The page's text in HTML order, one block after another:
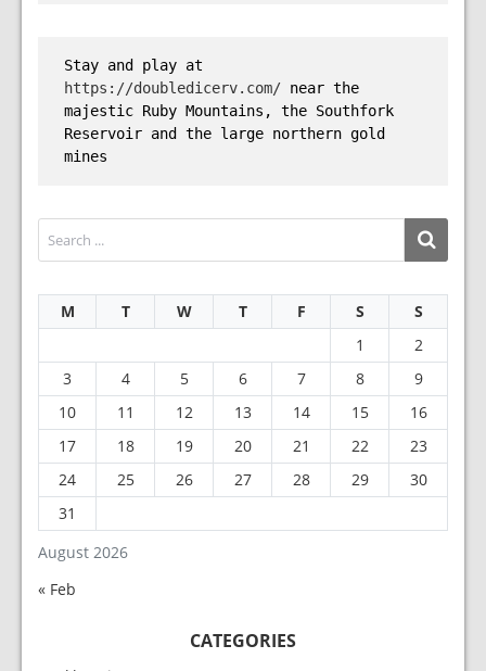
https://doubledicerv.com/ near the
majestic Ruby Mountains, the Southfork
Reservoir and the large northern gold
mines
August 2026
M T W T F S
S
1
2
3
4 5 6 7 8
9
10
11 12 13 14 15
16
17
18 19 20 21 22
23
24
25 26 27 28 29
30
31
« Feb
CATEGORIES